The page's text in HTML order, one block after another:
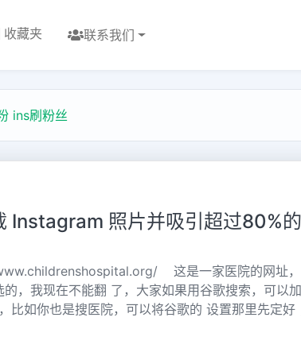
收藏夹 联系我们
ins刷粉丝
Instagram 照片并吸引超过80%
这是一家医院的网址
的，我现在不能翻 了，大家如果用谷歌搜索，可以
如你也是搜医院，可以将谷歌的 设置那里先定好